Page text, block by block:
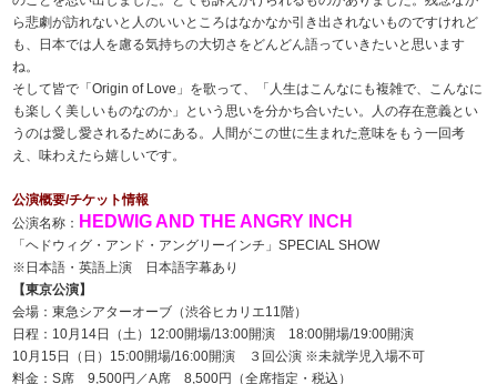
ら悲劇が訪れないと人のいいところはなかなか引き出されないものですけれど
も、日本では人を慮る気持ちの大切さをどんどん語っていきたいと思います
ね。
そして皆で「Origin of Love」を歌って、「人生はこんなにも複雑で、こんなに
も楽しく美しいものなのか」という思いを分かち合いたい。人の存在意義とい
うのは愛し愛されるためにある。人間がこの世に生まれた意味をもう一回考
え、味わえたら嬉しいです。
公演概要/チケット情報
公演名称： HEDWIG AND THE ANGRY INCH
「ヘドウィグ・アンド・アングリーインチ」SPECIAL SHOW
※日本語・英語上演 日本語字幕あり
【東京公演】
会場：東急シアターオーブ（渋谷ヒカリエ11階）
日程：10月14日（土）12:00開場/13:00開演 18:00開場/19:00開演
10月15日（日）15:00開場/16:00開演 ３回公演 ※未就学児入場不可
料金：S席 9,500円／A席 8,500円（全席指定・税込）